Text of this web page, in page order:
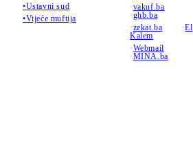
•Ustavni sud
•Vijeće muftija
•vakuf.ba
•ghb.ba
•zekat.ba •El
Kalem
•Webmail
•MINA.ba